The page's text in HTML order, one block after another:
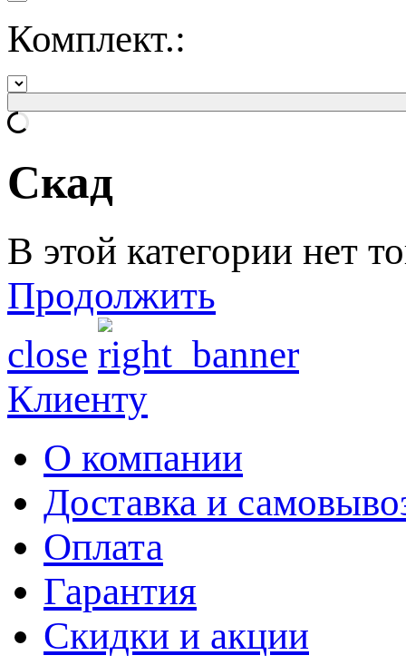
Комплект.:
Скад
В этой категории нет
Продолжить
close
Клиенту
О компании
Доставка и
Оплата
Гарантия
Скидки и акции